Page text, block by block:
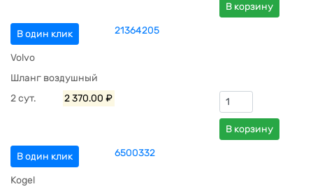
В корзину
В один клик 21364205
Volvo
Шланг воздушный
2 сут.
2 370.00 ₽
В корзину
В один клик 6500332
Kogel